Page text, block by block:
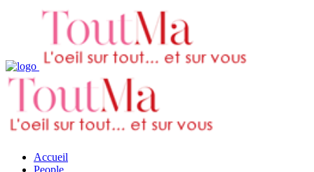
Accueil
People